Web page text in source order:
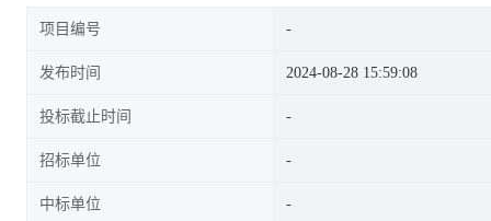
项目编号
发布时间 2024-08-28 15:59:08
投标截止时间
招标单位
中标单位